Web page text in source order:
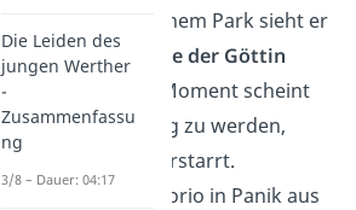
Spaziergang. In einem Park sieht er
eineMarmorstatue der Göttin
Venus
. Für einen Moment scheint
die Statue lebendig zu werden,
bevor sie wieder erstarrt.
Daraufhin flieht Florio in Panik aus
Die Leiden des
jungen Werther
-
Zusammenfassu
ng
3/8 – Dauer: 04:17